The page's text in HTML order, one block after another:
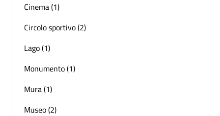
Cinema (1)
Circolo sportivo (2)
Lago (1)
Monumento (1)
Mura (1)
Museo (2)